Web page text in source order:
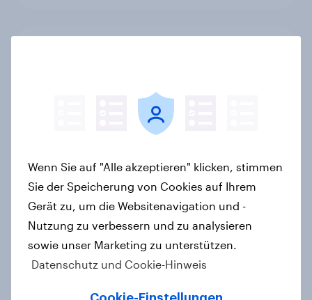
bevorzugt, gekauft wird dennoch
häufiger bei SB-Backstationen
Neue Zölle für Temu & Co.: Jeder
zweite Käufer würde bei
Preisaufschlägen zurückhaltender
werden
Artikel
Wenn Sie auf "Alle akzeptieren" klicken, stimmen
Sie der Speicherung von Cookies auf Ihrem
Gerät zu, um die Websitenavigation und -
Nutzung zu verbessern und zu analysieren
sowie unser Marketing zu unterstützen.
Datenschutz und Cookie-Hinweis